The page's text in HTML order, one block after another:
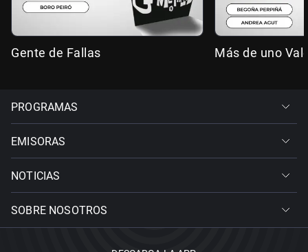
Gente de Fallas Más de uno
PROGRAMAS
EMISORAS
NOTICIAS
SOBRE NOSOTROS